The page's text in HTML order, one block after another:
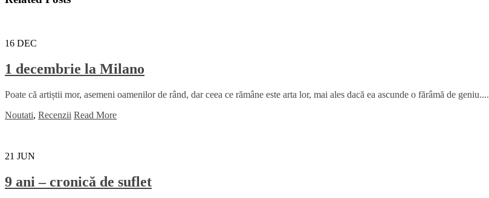
16 DEC
1 decembrie la Milano
Poate că artiștii mor, asemeni oamenilor de rând, dar ceea ce rămâne este arta lor, mai ales dacă ea ascunde o fărâmă de geniu....
Noutati, Recenzii Read More
21 JUN
9 ani – cronică de suflet